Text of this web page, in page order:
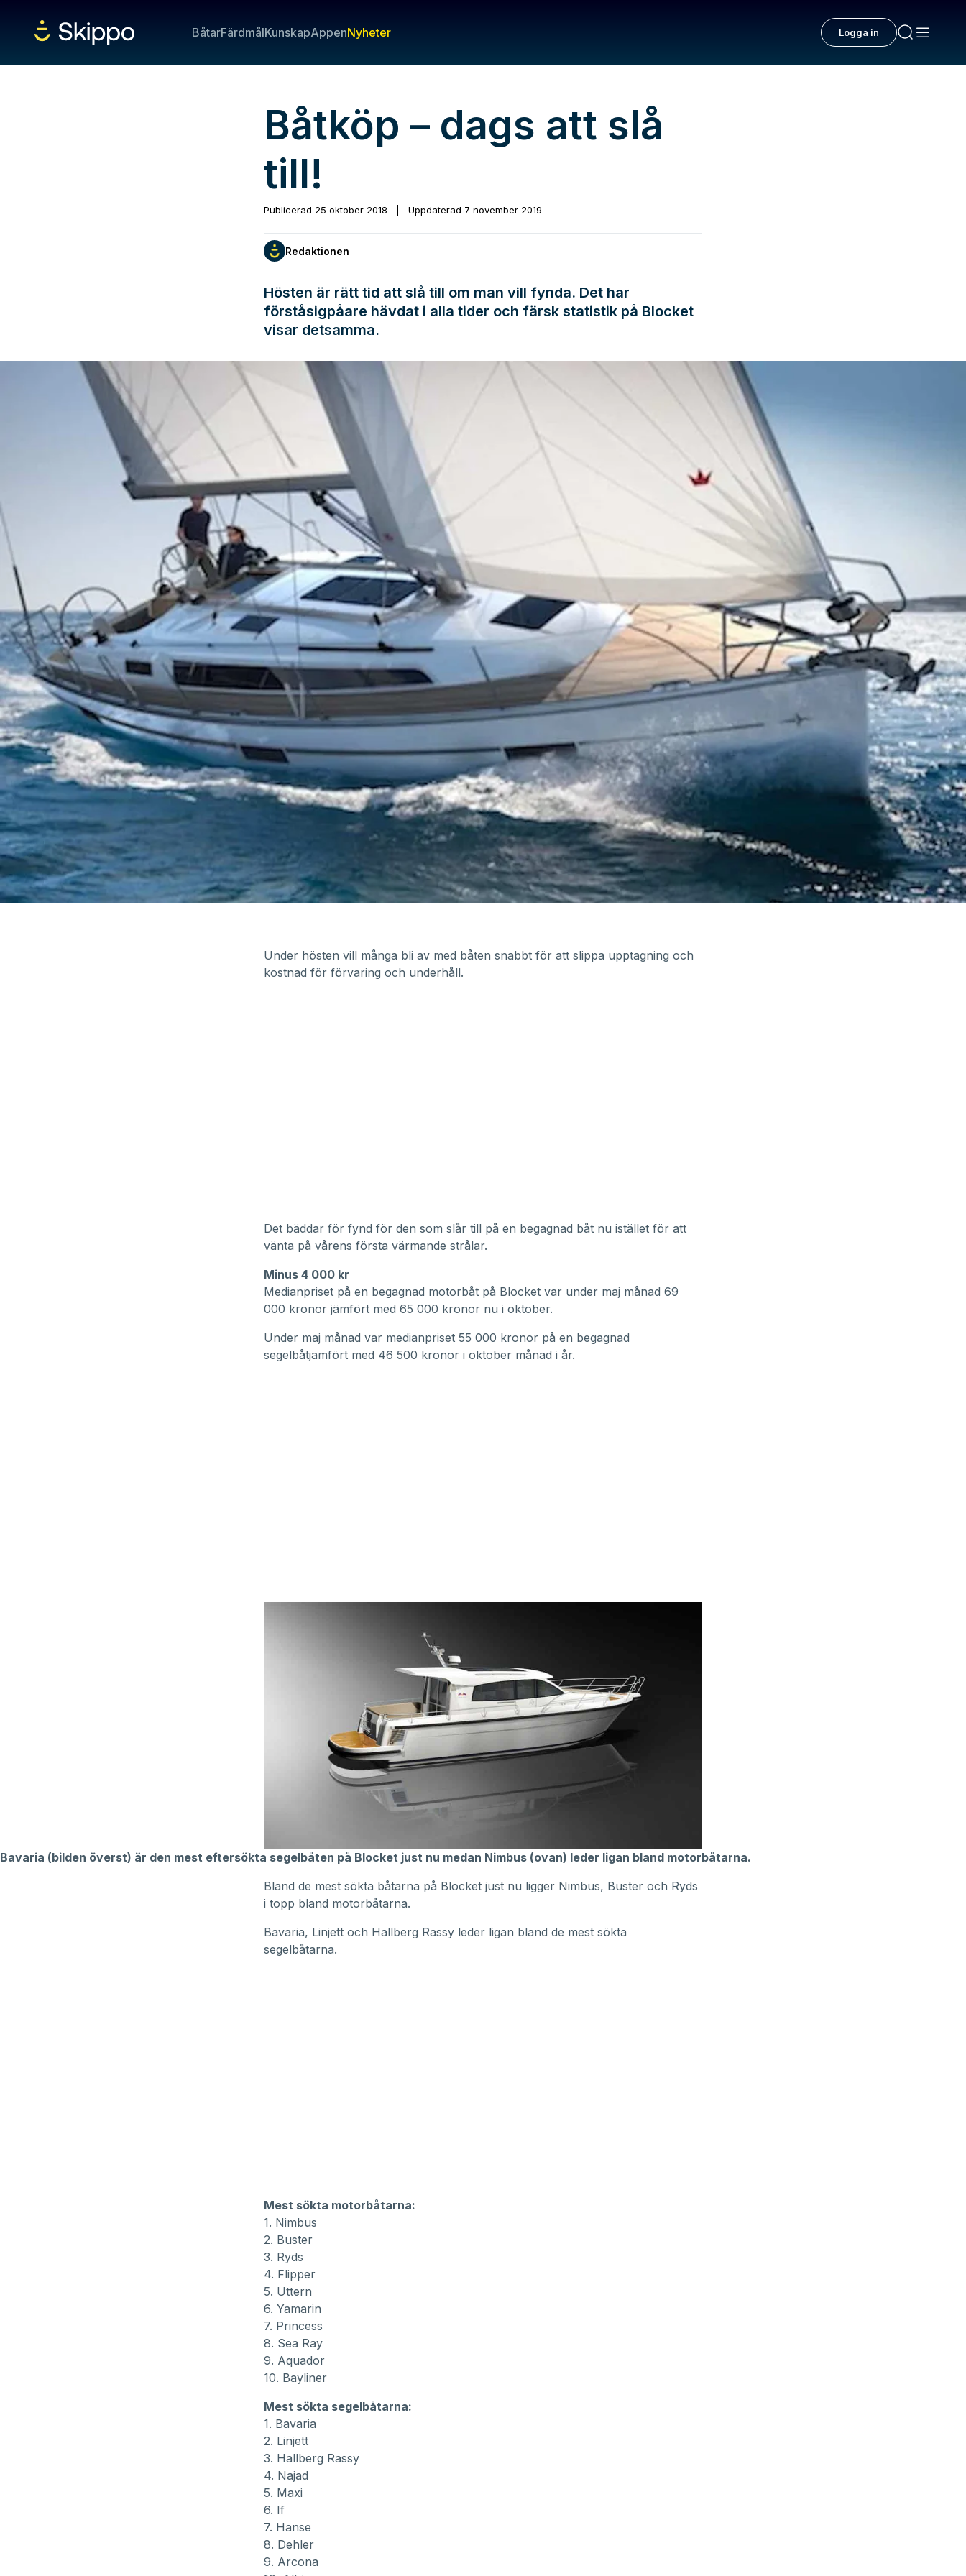
BåtarFärdmålKunskapAppenNyheter Logga in
Båtköp – dags att slå
till!
Publicerad 25 oktober 2018 Uppdaterad 7 november 2019
Redaktionen
Hösten är rätt tid att slå till om man vill fynda. Det har
förståsigpåare hävdat i alla tider och färsk statistik på Blocket
visar detsamma.
Under hösten vill många bli av med båten snabbt för att slippa upptagning och
kostnad för förvaring och underhåll.
Det bäddar för fynd för den som slår till på en begagnad båt nu istället för att
vänta på vårens första värmande strålar.
Minus 4 000 kr
Medianpriset på en begagnad motorbåt på Blocket var under maj månad 69
000 kronor jämfört med 65 000 kronor nu i oktober.
Under maj månad var medianpriset 55 000 kronor på en begagnad
segelbåtjämfört med 46 500 kronor i oktober månad i år.
Bavaria (bilden överst) är den mest eftersökta segelbåten på Blocket just nu medan Nimbus (ovan) leder ligan bland motorbåtarna.
Bland de mest sökta båtarna på Blocket just nu ligger Nimbus, Buster och Ryds
i topp bland motorbåtarna.
Bavaria, Linjett och Hallberg Rassy leder ligan bland de mest sökta
segelbåtarna.
Mest sökta motorbåtarna:
1. Nimbus
2. Buster
3. Ryds
4. Flipper
5. Uttern
6. Yamarin
7. Princess
8. Sea Ray
9. Aquador
10. Bayliner
Mest sökta segelbåtarna:
1. Bavaria
2. Linjett
3. Hallberg Rassy
4. Najad
5. Maxi
6. If
7. Hanse
8. Dehler
9. Arcona